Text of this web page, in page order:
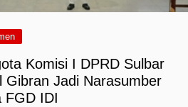
Komisi I DPRD Sulbar
Gibran Jadi Narasumber
FGD IDI